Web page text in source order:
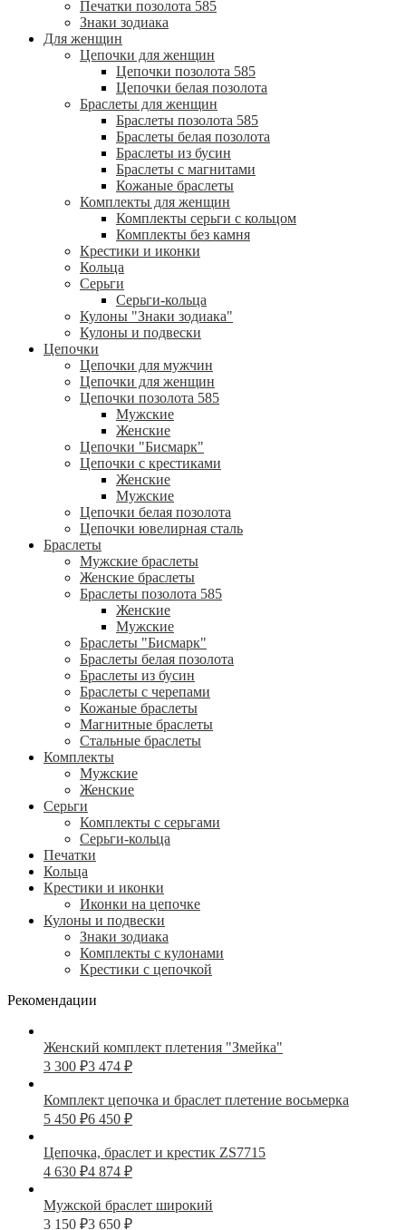
Печатки позолота 585
Знаки зодиака
Для женщин
Цепочки для женщин
Цепочки позолота 585
Цепочки белая позолота
Браслеты для женщин
Браслеты позолота 585
Браслеты белая позолота
Браслеты из бусин
Браслеты с магнитами
Кожаные браслеты
Комплекты для женщин
Комплекты серьги с кольцом
Комплекты без камня
Крестики и иконки
Кольца
Серьги
Серьги-кольца
Кулоны "Знаки зодиака"
Кулоны и подвески
Цепочки
Цепочки для мужчин
Цепочки для женщин
Цепочки позолота 585
Мужские
Женские
Цепочки "Бисмарк"
Цепочки с крестиками
Женские
Мужские
Цепочки белая позолота
Цепочки ювелирная сталь
Браслеты
Мужские браслеты
Женские браслеты
Браслеты позолота 585
Женские
Мужские
Браслеты "Бисмарк"
Браслеты белая позолота
Браслеты из бусин
Браслеты с черепами
Кожаные браслеты
Магнитные браслеты
Стальные браслеты
Комплекты
Мужские
Женские
Серьги
Комплекты с серьгами
Серьги-кольца
Печатки
Кольца
Крестики и иконки
Иконки на цепочке
Кулоны и подвески
Знаки зодиака
Комплекты с кулонами
Крестики с цепочкой
Рекомендации
Женский комплект плетения "Змейка"
3 300 ₽3 474 ₽
Комплект цепочка и браслет плетение восьмерка
5 450 ₽6 450 ₽
Цепочка, браслет и крестик ZS7715
4 630 ₽4 874 ₽
Мужской браслет широкий
3 150 ₽3 650 ₽